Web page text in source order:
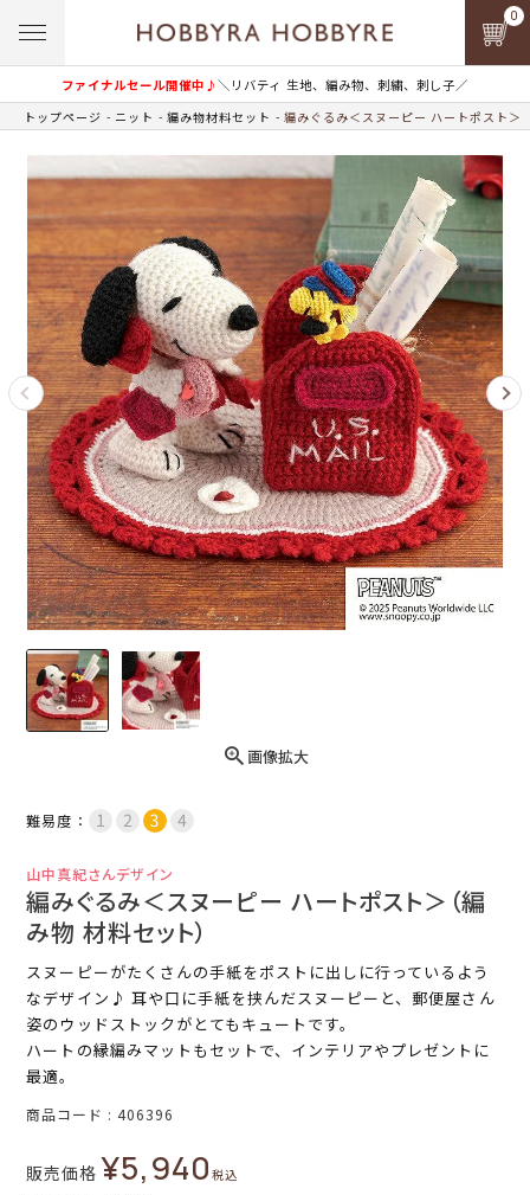
ファイナルセール開催中♪＼リバティ 生地、編み物、刺繍、刺し子／
0
トップページ ニット 編み物材料セット 編みぐるみ＜スヌーピー ハートポスト＞
画像拡大
難易度：
山中真紀さんデザイン
編みぐるみ＜スヌーピー ハートポスト＞（編
み物 材料セット）
スヌーピーがたくさんの手紙をポストに出しに行っているよう
なデザイン♪ 耳や口に手紙を挟んだスヌーピーと、郵便屋さん
姿のウッドストックがとてもキュートです。
ハートの縁編みマットもセットで、インテリアやプレゼントに
最適。
商品コード 406396
販売価格 ¥5,940税込